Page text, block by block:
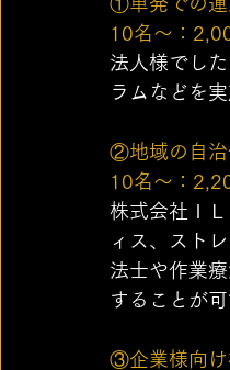
10名〜：
法人様でし
ラムなどを
②地域の自治
10名〜：
株式会社Ｉ
ィス、スト
法士や作業
することが可
③企業様向け